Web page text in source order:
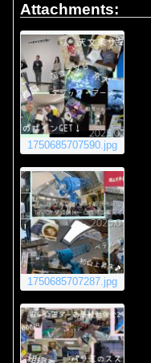
Attachments:
1750685707590.jpg
1750685707287.jpg